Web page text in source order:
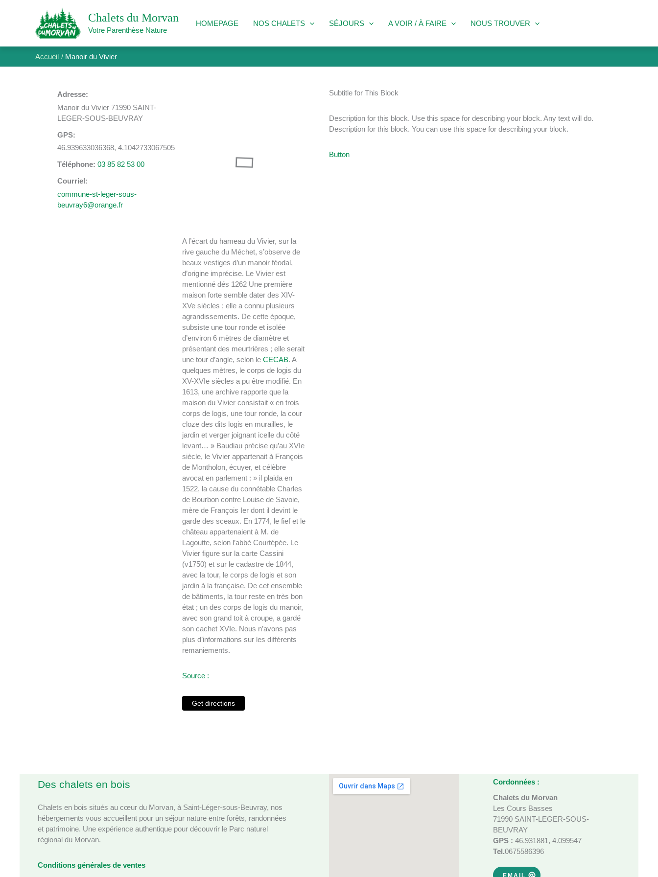
Chalets du Morvan
Votre Parenthèse Nature
HOMEPAGE NOS CHALETS SÉJOURS A VOIR / À FAIRE NOUS TROUVER
Accueil Manoir du Vivier
Adresse
Manoir du Vivier 71990 SAINT-
LEGER-SOUS-BEUVRAY
GPS
46.939633036368, 4.1042733067505
Téléphone 03 85 82 53 00
Courriel
commune-st-leger-sous-
beuvray6@orange.fr
A l’écart du hameau du Vivier, sur la
rive gauche du Méchet, s’observe de
beaux vestiges d’un manoir féodal,
d’origine imprécise. Le Vivier est
mentionné dés 1262 Une première
maison forte semble dater des XIV-
XVe siècles ; elle a connu plusieurs
agrandissements. De cette époque,
subsiste une tour ronde et isolée
d’environ 6 mètres de diamètre et
présentant des meurtrières ; elle serait
une tour d’angle, selon le CECAB. A
quelques mètres, le corps de logis du
XV-XVIe siècles a pu être modifié. En
1613, une archive rapporte que la
maison du Vivier consistait « en trois
corps de logis, une tour ronde, la cour
cloze des dits logis en murailles, le
jardin et verger joignant icelle du côté
levant… » Baudiau précise qu’au XVIe
siècle, le Vivier appartenait à François
de Montholon, écuyer, et célèbre
avocat en parlement : » il plaida en
1522, la cause du connétable Charles
de Bourbon contre Louise de Savoie,
mère de François Ier dont il devint le
garde des sceaux. En 1774, le fief et le
château appartenaient à M. de
Lagoutte, selon l’abbé Courtépée. Le
Vivier figure sur la carte Cassini
(v1750) et sur le cadastre de 1844,
avec la tour, le corps de logis et son
jardin à la française. De cet ensemble
de bâtiments, la tour reste en très bon
état ; un des corps de logis du manoir,
avec son grand toit à croupe, a gardé
son cachet XVIe. Nous n’avons pas
plus d’informations sur les différents
remaniements.
Source :
Get directions
Subtitle for This Block
Description for this block. Use this space for describing your block. Any text will do.
Description for this block. You can use this space for describing your block.
Button
Des chalets en bois
Chalets en bois situés au cœur du Morvan, à Saint‑Léger‑sous‑Beuvray, nos
hébergements vous accueillent pour un séjour nature entre forêts, randonnées
et patrimoine. Une expérience authentique pour découvrir le Parc naturel
régional du Morvan.
Conditions générales de ventes
Cordonnées :
Chalets du Morvan
Les Cours Basses
71990 SAINT-LEGER-SOUS-
BEUVRAY
GPS : 46.931881, 4.099547
Tel.0675586396
EMAIL